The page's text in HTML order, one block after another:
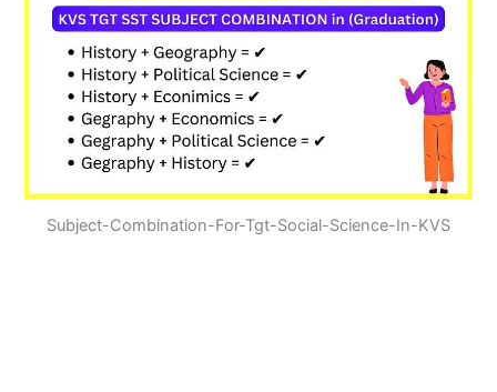
Subject-Combination-For-Tgt-Social-Science-In-KVS